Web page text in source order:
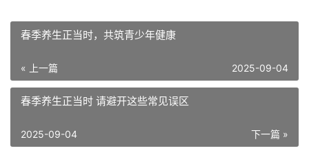
春季养生正当时，共筑青少年健康
« 上一篇 2025-09-04
春季养生正当时 请避开这些常见误区
下一篇 »
2025-09-04